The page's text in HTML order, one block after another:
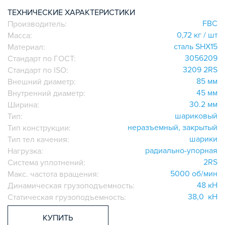
ИГОЛЬЧАТЫЕ РОЛИКОВЫЕ
ЛИНЕЙНЫЕ СОЕДИНИТЕЛИ
ДОПОЛНИТЕЛЬНАЯ ОБРАБОТКА
ПАРАЛЛЕЛЬНЫЕ СОЕДИНИТЕЛИ
ПРОМЫШЛЕННАЯ МЕБЕЛЬ
СИСТЕМА ЛЕСТНИЦ И ПЛАТФОРМ
БЫСТРЫЕ СОЕДИНИТЕЛИ
ВИНТОВЫЕ СОЕДИНИТЕЛИ И ВТУЛКИ
ШАРНИРНЫЕ И ПОДВИЖНЫЕ СОЕДИНИТЕЛИ
НАБОРЫ
ПЕТЛИ, РУЧКИ, ЗАМКИ, ЗАЩЕЛКИ
ЭЛЕМЕНТЫ ДЛЯ КРЕПЛЕНИЯ КАБЕЛЕЙ,
ПАНЕЛЕЙ, ЛИСТА, СЕТКИ
ОПОРЫ, ПОДВЕСЫ
КОМПОНЕНТЫ ДЛЯ КОНВЕЙЕРОВ
ТЕХНИЧЕСКИЕ ХАРАКТЕРИСТИКИ
Производитель:
FBC
Масса:
0,72 кг / шт
Материал:
сталь SHX15
Стандарт по ГОСТ:
3056209
Стандарт по ISO:
3209 2RS
Внешний диаметр:
85 мм
Внутренний диаметр:
45 мм
Ширина:
30.2 мм
Тип:
шариковый
Тип конструкции:
неразъемный, закрытый
Тип тел качения:
шарики
Нагрузка:
радиально-упорная
Система уплотнений:
2RS
Макс. частота вращения:
5000 об/мин
Динамическая грузоподъемность:
48 кН
Статическая грузоподъемность:
38,0 кН
КУПИТЬ